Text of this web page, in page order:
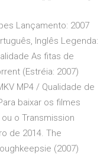
Lançamento: 2007
Inglês Legenda:
As fitas de
(Estréia: 2007)
MP4 / Qualidade de
baixar os filmes
o Transmission
de 2014. The
(2007)